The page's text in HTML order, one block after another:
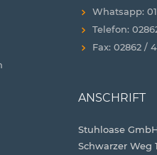
Whatsapp:
Telefon:
Fax: 02862 /
ANSCHRIFT
Stuhloase
Schwarzer Weg